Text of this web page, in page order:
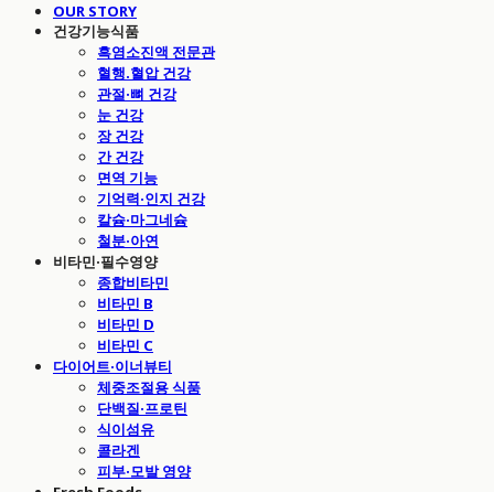
OUR STORY
건강기능식품
흑염소진액 전문관
혈행.혈압 건강
관절·뼈 건강
눈 건강
장 건강
간 건강
면역 기능
기억력·인지 건강
칼슘·마그네슘
철분·아연
비타민·필수영양
종합비타민
비타민 B
비타민 D
비타민 C
다이어트·이너뷰티
체중조절용 식품
단백질·프로틴
식이섬유
콜라겐
피부·모발 영양